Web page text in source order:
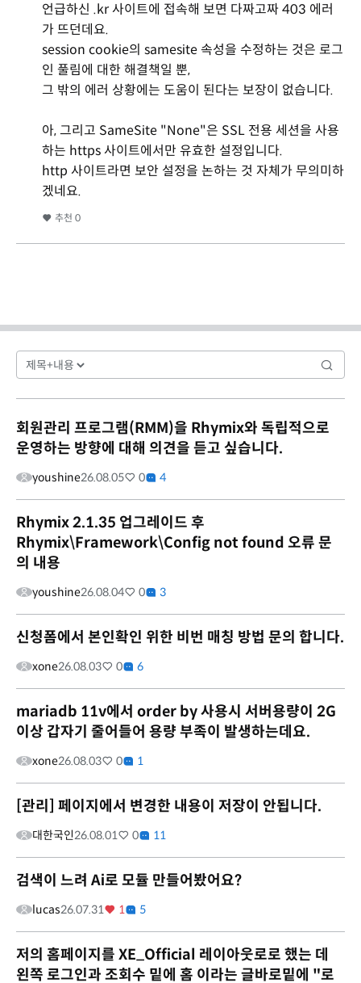
언급하신 .kr 사이트에 접속해 보면 다짜고짜 403 에러
가 뜨던데요.
session cookie의 samesite 속성을 수정하는 것은 로그
인 풀림에 대한 해결책일 뿐,
그 밖의 에러 상황에는 도움이 된다는 보장이 없습니다.
아, 그리고 SameSite "None"은 SSL 전용 세션을 사용
하는 https 사이트에서만 유효한 설정입니다.
http 사이트라면 보안 설정을 논하는 것 자체가 무의미하
겠네요.
추천 0
회원관리 프로그램(RMM)을 Rhymix와 독립적으로
운영하는 방향에 대해 의견을 듣고 싶습니다.
youshine26.08.05 0 4
Rhymix 2.1.35 업그레이드 후
Rhymix\Framework\Config not found 오류 문
의 내용
youshine26.08.04 0 3
신청폼에서 본인확인 위한 비번 매칭 방법 문의 합니다.
xone26.08.03 0 6
mariadb 11v에서 order by 사용시 서버용량이 2G
이상 갑자기 줄어들어 용량 부족이 발생하는데요.
xone26.08.03 0 1
[관리] 페이지에서 변경한 내용이 저장이 안됩니다.
대한국인26.08.01 0 11
검색이 느려 Ai로 모듈 만들어봤어요?
lucas26.07.31 1 5
저의 홈페이지를 XE_Official 레이아웃로로 했는 데
왼쪽 로그인과 조회수 밑에 홈 이라는 글바로밑에 "로